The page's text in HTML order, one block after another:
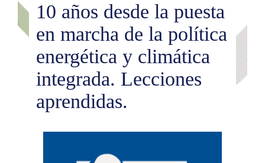
10 años desde la puesta
en marcha de la política
energética y climática
integrada. Lecciones
aprendidas.